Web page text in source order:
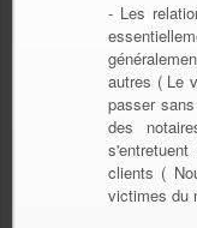
- Les
autres ( Le
passer
des
clients (
victimes du